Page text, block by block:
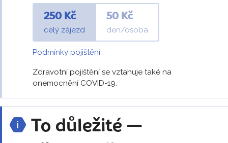
250 Kč
celý zájezd
50 Kč
den/osoba
Podmínky pojištění
Zdravotní pojištění se vztahuje také na
onemocnění COVID-19.
To důležité —